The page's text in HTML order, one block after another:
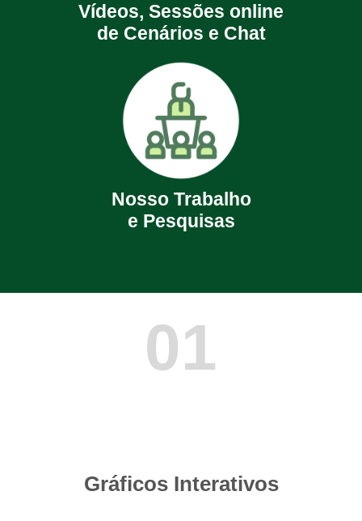
Vídeos, Sessões online
de Cenários e Chat
Nosso Trabalho
e Pesquisas
01
Gráficos Interativos